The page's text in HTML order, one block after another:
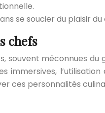
se soucier du plaisir du
chefs
méconnues du
ces personnalités